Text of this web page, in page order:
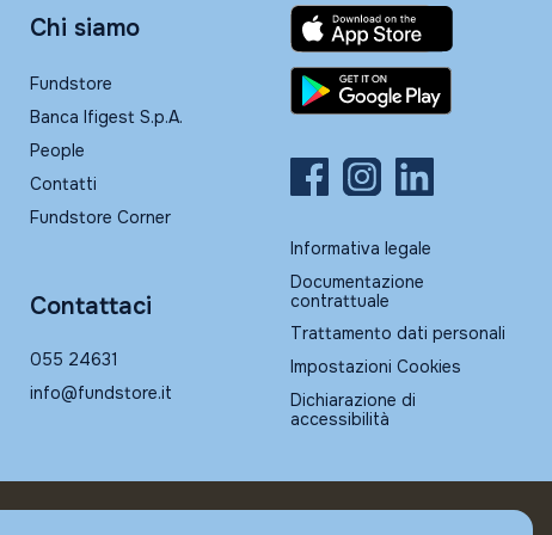
Chi siamo
Fundstore
Banca Ifigest S.p.A.
People
Contatti
Fundstore Corner
Contattaci
055 24631
info@fundstore.it
Informativa legale
Documentazione
contrattuale
Trattamento dati personali
Impostazioni Cookies
Dichiarazione di
accessibilità